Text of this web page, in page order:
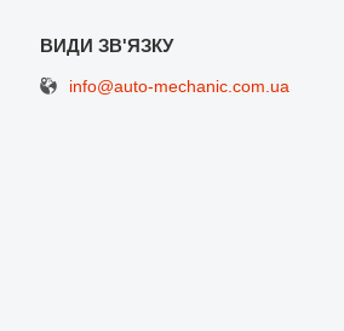
info@auto-mechanic.com.ua